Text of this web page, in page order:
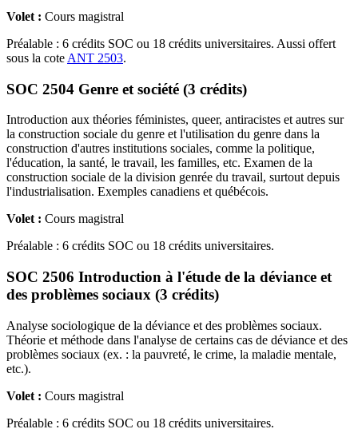
Volet : Cours magistral
Préalable : 6 crédits SOC ou 18 crédits universitaires. Aussi offert
sous la cote ANT 2503.
SOC 2504 Genre et société (3 crédits)
Introduction aux théories féministes, queer, antiracistes et autres sur
la construction sociale du genre et l'utilisation du genre dans la
construction d'autres institutions sociales, comme la politique,
l'éducation, la santé, le travail, les familles, etc. Examen de la
construction sociale de la division genrée du travail, surtout depuis
l'industrialisation. Exemples canadiens et québécois.
Volet : Cours magistral
Préalable : 6 crédits SOC ou 18 crédits universitaires.
SOC 2506 Introduction à l'étude de la déviance et
des problèmes sociaux (3 crédits)
Analyse sociologique de la déviance et des problèmes sociaux.
Théorie et méthode dans l'analyse de certains cas de déviance et des
problèmes sociaux (ex. : la pauvreté, le crime, la maladie mentale,
etc.).
Volet : Cours magistral
Préalable : 6 crédits SOC ou 18 crédits universitaires.